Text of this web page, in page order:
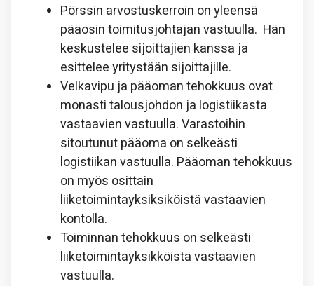
Pörssin arvostuskerroin on yleensä
pääosin toimitusjohtajan vastuulla. Hän
keskustelee sijoittajien kanssa ja
esittelee yritystään sijoittajille.
Velkavipu ja pääoman tehokkuus ovat
monasti talousjohdon ja logistiikasta
vastaavien vastuulla. Varastoihin
sitoutunut pääoma on selkeästi
logistiikan vastuulla. Pääoman tehokkuus
on myös osittain
liiketoimintayksiksiköistä vastaavien
kontolla.
Toiminnan tehokkuus on selkeästi
liiketoimintayksikköistä vastaavien
vastuulla.